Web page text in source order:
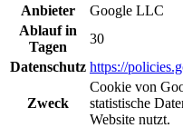
Anbieter
Google LLC
Ablauf in
Tagen
30
Datenschutz https://
Zweck
Cookie von
statistische
Website nutzt.